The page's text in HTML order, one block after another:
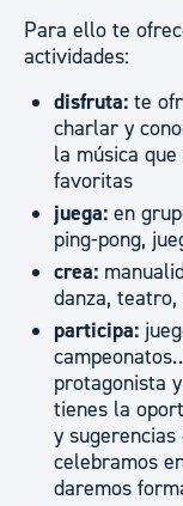
Para ello te
actividades:
disfruta: te
charlar y
la música
favoritas
juega: en
ping-pong,
crea:
danza,
participa:
protagonista
tienes la
y
celebramos
daremos